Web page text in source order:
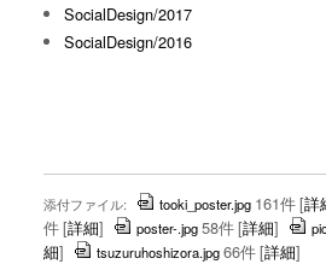
SocialDesign/2017
SocialDesign/2016
添付ファイル: tooki_poster.jpg 161件[詳
件[詳細] poster-.jpg58件[詳細]
細] tsuzuruhoshizora.jpg66件[詳細]